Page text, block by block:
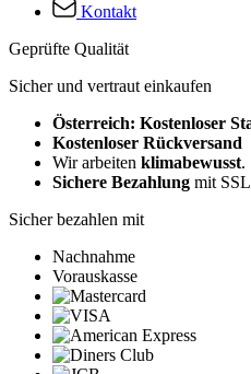
Kontakt
Geprüfte Qualität
Sicher und vertraut einkaufen
Österreich: Kostenloser
Kostenloser Rückversand
Wir arbeiten klimabewusst.
Sichere Bezahlung mit
Sicher bezahlen mit
Nachnahme
Vorauskasse